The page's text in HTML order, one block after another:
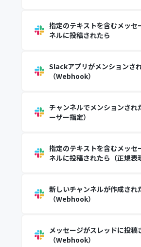
指定のテキストを含むメッセ
ネルに投稿されたら
Slackアプリがメンションさ
（Webhook）
チャンネルでメンションされ
ーザー指定）
指定のテキストを含むメッセ
ネルに投稿されたら（正規表
新しいチャンネルが作成され
（Webhook）
メッセージがスレッドに投稿
（Webhook）